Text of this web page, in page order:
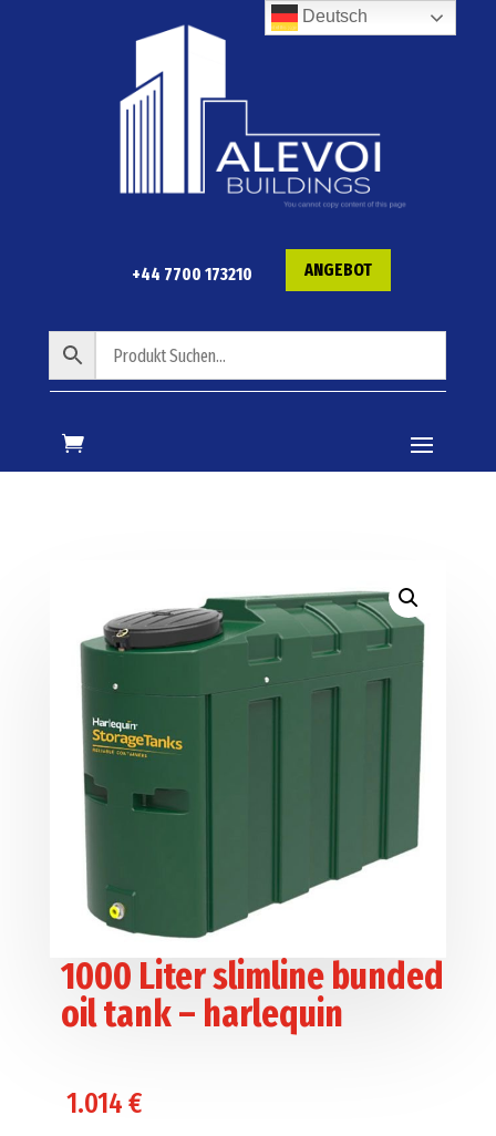
+44 7700 173210 ANGEBOT
1000 Liter slimline bunded
oil tank – harlequin
1.014€
Deutsch